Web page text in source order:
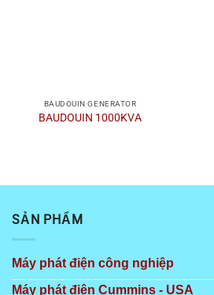
BAUDOUIN GENERATOR
BAUDOUIN 1000KVA
SẢN PHẨM
Máy phát điện công nghiệp
Máy phát điện Cummins - USA